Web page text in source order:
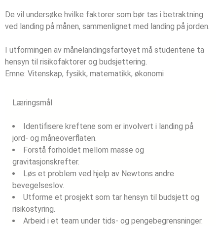
De vil undersøke hvilke faktorer som bør tas i betraktning
ved landing på månen, sammenlignet med landing på jorden.
I utformingen av månelandingsfartøyet må studentene ta
hensyn til risikofaktorer og budsjettering.
Emne: Vitenskap, fysikk, matematikk, økonomi
Læringsmål
Identifisere kreftene som er involvert i landing på
jord- og måneoverflaten.
Forstå forholdet mellom masse og
gravitasjonskrefter.
Løs et problem ved hjelp av Newtons andre
bevegelseslov.
Utforme et prosjekt som tar hensyn til budsjett og
risikostyring.
Arbeid i et team under tids- og pengebegrensninger.